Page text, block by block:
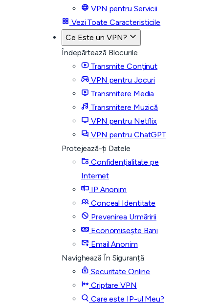
VPN pentru Servicii
Vezi Toate Caracteristicile
Ce Este un VPN?
Îndepărtează Blocurile
Transmite Conținut
VPN pentru Jocuri
Transmitere Media
Transmitere Muzică
VPN pentru Netflix
VPN pentru ChatGPT
Protejează-ți Datele
Confidențialitate pe
Internet
IP Anonim
Conceal Identitate
Prevenirea Urmăririi
Economisește Bani
Email Anonim
Navighează În Siguranță
Securitate Online
Criptare VPN
Care este IP-ul Meu?